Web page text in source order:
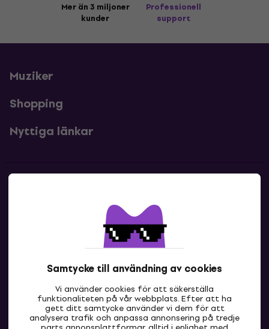
Samtycke till användning av cookies
Vi använder cookies för att säkerställa
funktionaliteten på vår webbplats. Efter att ha
gett ditt samtycke använder vi dem för att
analysera trafik och anpassa annonsering på tredje
Mer än 3 miljoner
kunder
Professionell
support
Muziker
Shopping
Nyttiga länkar
Kontakta oss